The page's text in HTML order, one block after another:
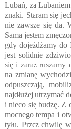
Lubań, za
znaki. Staram się
nie zawsze się da.
Sama jestem
gdy dojeżdżamy do
jest solidnie
się i zaraz ruszamy
na zmianę
odpuszczają,
najdłużej utrzymać
i nieco się budzę. Z
mocnego tempa i
tyłu. Przez chwilę